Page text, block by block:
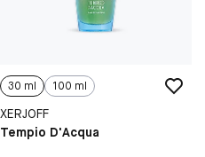
30 ml 100 ml
XERJOFF
Tempio D'Acqua